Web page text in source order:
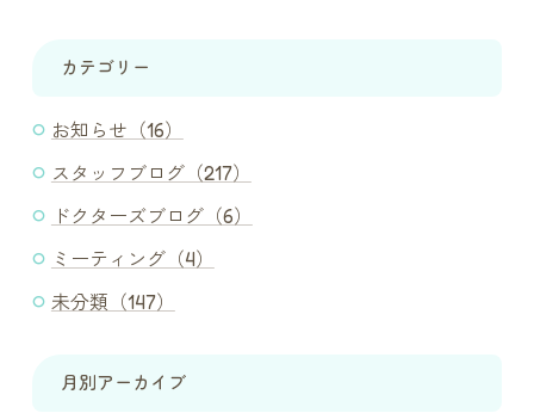
カテゴリー
お知らせ（16）
スタッフブログ（217）
ドクターズブログ（6）
ミーティング（4）
未分類（147）
月別アーカイブ